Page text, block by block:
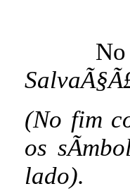
(No fim
os
lado).